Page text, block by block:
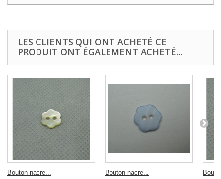
LES CLIENTS QUI ONT ACHETÉ CE
PRODUIT ONT ÉGALEMENT ACHETÉ...
Bouton nacre...
Bouton nacre...